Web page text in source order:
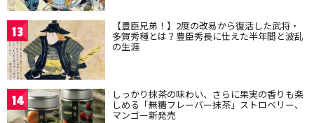
13 【豊臣兄弟！】2度の改易から復活した武将・
多賀秀種とは？豊臣秀長に仕えた半年間と波乱
の生涯
14 しっかり抹茶の味わい、さらに果実の香りも楽
しめる「無糖フレーバー抹茶」ストロベリー、
マンゴー新発売